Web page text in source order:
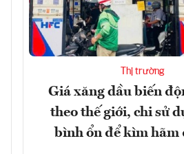
Thị trường
Giá xăng dầu biến
theo thế giới, chi sử
bình ổn để kìm hãm